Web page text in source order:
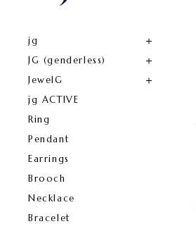
jg
JG (genderless)
JewelG
jg ACTIVE
Ring
Pendant
Earrings
Brooch
Necklace
Bracelet